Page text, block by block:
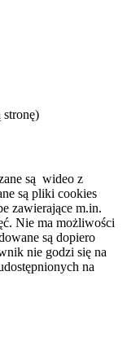
stronę)
są wideo z
są pliki cookies
zawierające m.in.
Nie ma możliwości
są dopiero
nie godzi się na
na